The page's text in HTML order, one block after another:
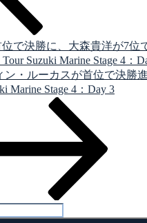
で決勝に、大森貴洋が7位
Suzuki Marine Stage 4：
ン・ルーカスが首位で決勝
Marine Stage 4：Day 3